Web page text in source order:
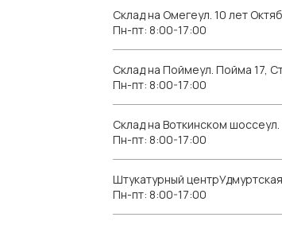
Склад на Омегеул. 10 лет
Пн-пт: 8:00-17:00
Склад на Поймеул. Пойма 17,
Пн-пт: 8:00-17:00
Склад на Воткинском
Пн-пт: 8:00-17:00
Штукатурный
Пн-пт: 8:00-17:00